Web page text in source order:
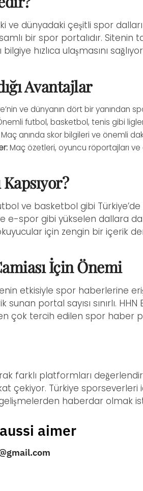
ve dünyadaki çeşitli spor
bir spor portalıdır. Sitenin
hızlıca ulaşmasını
Avantajlar
ve dünyanın dört bir yanından
futbol, basketbol, tenis gibi
Maç anında skor bilgileri ve önemli
Maç özetleri, oyuncu röportajları ve
ve basketbol gibi
e-spor gibi yükselen dallara da
için zengin bir içerik
İçin Önemi
etkisiyle spor haberlerine
portal sayısı sınırlı.
çok tercih edilen spor haber
farklı platformları
çekiyor. Türkiye
haberdar olmak
aimer